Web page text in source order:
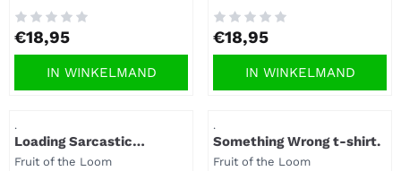
Prijs: 18,95
€18,95
IN WINKELMAND
Prijs: 18,95
€18,95
IN WINKELMAND
Artikelnummer
.
Loading Sarcastic
Comment t-shirt.
Merk:
Fruit of the Loom
Artikelnummer
.
Something Wrong t-shirt.
Merk:
Fruit of the Loom